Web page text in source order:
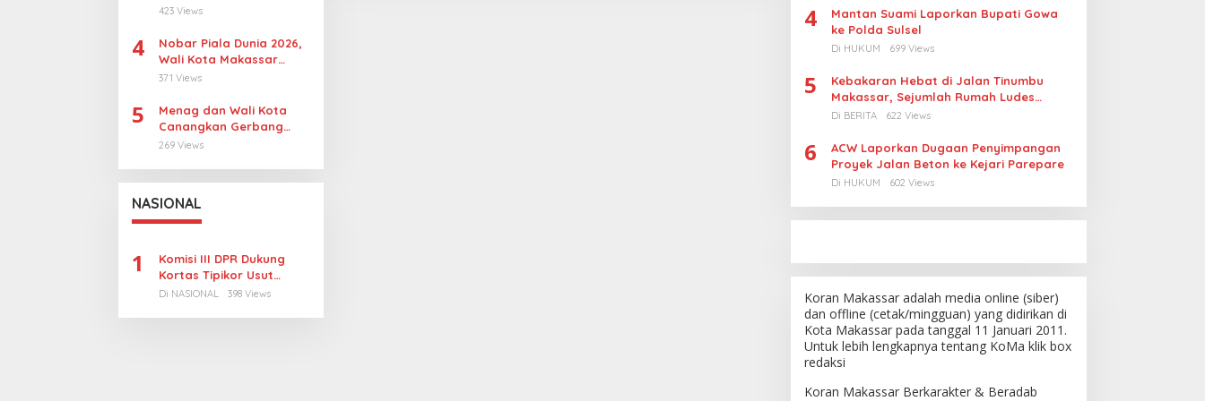
Revitalisasi, Pulau
Prioritas
423 Views
4
Nobar Piala Dunia 2026,
Wali Kota Makassar
Dorong UMKM Tumbuh di
371 Views
5
Menag dan Wali Kota
Canangkan Gerbang
Moderasi di Makassar
269 Views
NASIONAL
1
Komisi III DPR Dukung
Kortas Tipikor Usut
Tuntas Dugaan Korupsi
Di NASIONAL 398 Views
4
Mantan Suami Laporkan Bupati Gowa
ke Polda Sulsel
Di HUKUM 699 Views
5
Kebakaran Hebat di Jalan Tinumbu
Makassar, Sejumlah Rumah Ludes
Terbakar, Penyebab Masih Diselidiki
Di BERITA 622 Views
6
ACW Laporkan Dugaan Penyimpangan
Proyek Jalan Beton ke Kejari Parepare
Di HUKUM 602 Views
Koran Makassar adalah media online (siber)
dan offline (cetak/mingguan) yang didirikan di
Kota Makassar pada tanggal 11 Januari 2011.
Untuk lebih lengkapnya tentang KoMa klik box
redaksi
Koran Makassar Berkarakter & Beradab